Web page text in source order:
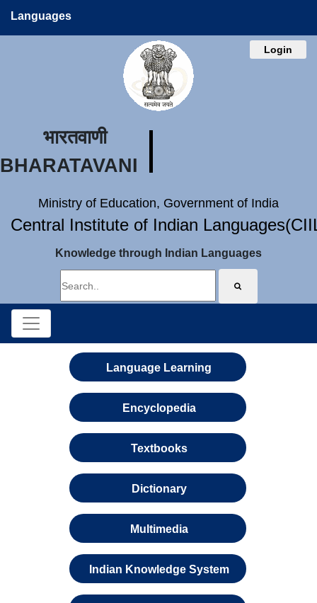
Languages
Login
भारतवाणी
BHARATAVANI
Ministry of Education, Government of India
Central Institute of Indian
Knowledge through Indian Languages
Language Learning
Encyclopedia
Textbooks
Dictionary
Multimedia
Indian Knowledge System